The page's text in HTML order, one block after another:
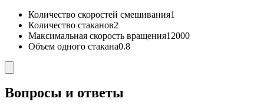
Количество скоростей смешивания1
Количество стаканов2
Максимальная скорость вращения12000
Объем одного стакана0.8
Вопросы и ответы